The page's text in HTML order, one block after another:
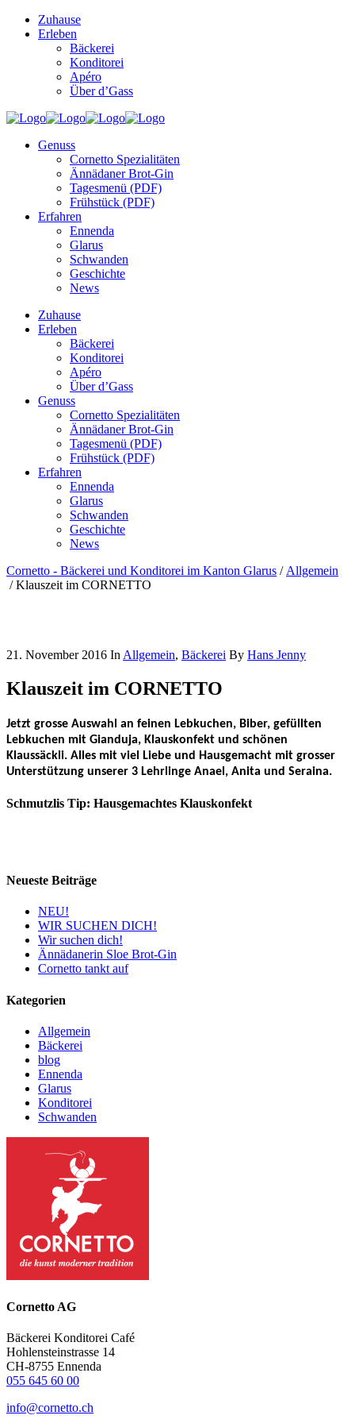
Zuhause
Erleben
Bäckerei
Konditorei
Apéro
Über d’Gass
Genuss
Cornetto Spezialitäten
Ännädaner Brot-Gin
Tagesmenü (PDF)
Frühstück (PDF)
Erfahren
Ennenda
Glarus
Schwanden
Geschichte
News
Zuhause
Erleben
Bäckerei
Konditorei
Apéro
Über d’Gass
Genuss
Cornetto Spezialitäten
Ännädaner Brot-Gin
Tagesmenü (PDF)
Frühstück (PDF)
Erfahren
Ennenda
Glarus
Schwanden
Geschichte
News
Cornetto - Bäckerei und Konditorei im Kanton Glarus / Allgemein
/Klauszeit im CORNETTO
21. November 2016 In Allgemein, Bäckerei By Hans Jenny
Klauszeit im CORNETTO
Jetzt grosse Auswahl an feinen Lebkuchen, Biber, gefüllten
Lebkuchen mit Gianduja, Klauskonfekt und schönen
Klaussäckli. Alles mit viel Liebe und Hausgemacht mit grosser
Unterstützung unserer 3 Lehrlinge Anael, Anita und Seraina.
Schmutzlis Tip: Hausgemachtes Klauskonfekt
Neueste Beiträge
NEU!
WIR SUCHEN DICH!
Wir suchen dich!
Ännädanerin Sloe Brot-Gin
Cornetto tankt auf
Kategorien
Allgemein
Bäckerei
blog
Ennenda
Glarus
Konditorei
Schwanden
Cornetto AG
Bäckerei Konditorei Café
Hohlensteinstrasse 14
CH-8755 Ennenda
055 645 60 00
info@cornetto.ch